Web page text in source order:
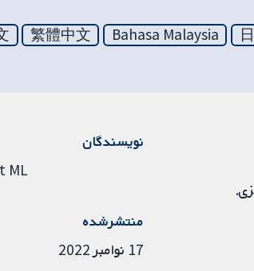
Bahasa Malaysia
繁體中文
نویسندگان
ML
منتشرشده
17 نوامبر 2022